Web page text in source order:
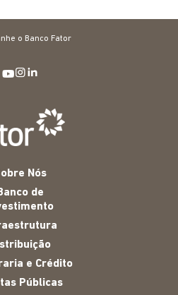
o Banco Fator
Nós
de
e Crédito
Públicas